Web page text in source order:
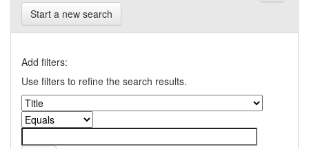
Start a new search
Add filters:
Use filters to refine the search results.